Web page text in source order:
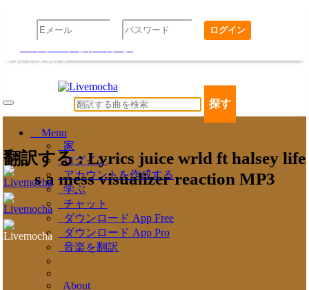
ログイン
忘れですか？
Menu
家
ログイン
アカウントを作成する
学ぶ
チャット
ダウンロード App Free
ダウンロード App Pro
音楽を翻訳
About
探す
翻訳する : Lyrics juice wrld ft halsey life
s a mess visualizer reaction MP3